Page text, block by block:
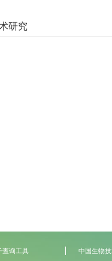
研究
查询工具 中国生物